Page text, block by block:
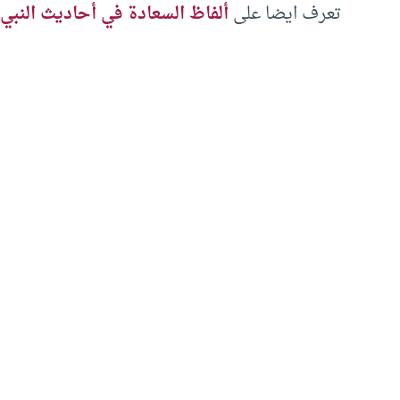
تعرف ايضا علىألفاظ السعادة في أحاديث